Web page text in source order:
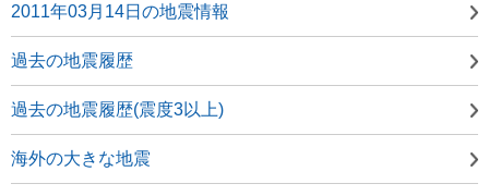
2011年03月14日の地震情報
過去の地震履歴
過去の地震履歴(震度3以上)
海外の大きな地震